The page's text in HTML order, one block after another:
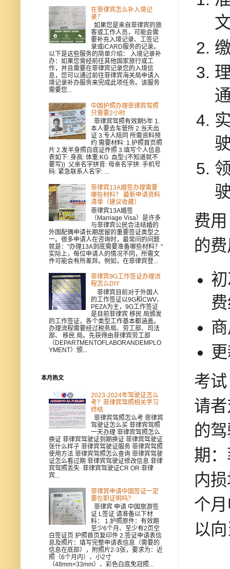
费
的
考
请
的
期
内
个
以
在菲律宾怎么补入境记
录？
如果您是来自菲律宾的旅
客或工作人员，可能会需
要补充入境记录、工签记
录或iCARD服务的记录。
以下是这些服务的简单介绍： 入境记录补
办：如果您曾经前往其他国家旅行或工
作，并且需要在菲律宾记录您的入境信
息，您可以通过前往菲律宾海关局申请入
境记录补办服务来完成此项任务。该服务
需要您...
中国护照办理菲律宾驾照
只需要2小时
菲律宾驾照有效期5年 1.
本人要去车管所 2.当天出
证 3.专人陪同 所需资料预
约 需要材料: 1.护照首页照
片 2.发半身照白底证件照 3.填写个人信息
表如下: 身高: 体重:KG 血型:(不知道就不
要写)) 父亲名字拼音: 母亲名字拼: 手机号
码: 紧急联系人名字: ...
菲律宾13A婚签办理需要
哪些材料？ 最新申请资料
清单（建议收藏）
菲律宾13A婚签
（Marriage Visa）是许多
与菲律宾公民合法结婚的
外国配偶申请长期居留的重要签证类型之
一。很多申请人在咨询时，最常问的问题
就是："办理13A到底需要准备哪些材料？"
实际上，每位申请人的情况不同，所需文
件可能会有所差异。例如，在菲律宾登...
菲律宾9G工作签证办理流
程怎么DIY
菲律宾目前对于外国人
的工作签证以9G和CWV、
PEZA为主，9G工作签证
是目前菲律宾 移民 局颁发
的工作签证，各个类型工作基本都涵盖。
办理流程需要经过税务局、劳工部、司法
部、 移民 局。先获得由菲律宾劳工部
（DEPARTMENTOFLABORANDEMPLO
YMENT）颁...
本月热文
2023-2024年驾驶证怎么
考？菲律宾驾照相关学习
终结
菲律宾驾照怎么考 菲律宾
驾驶证怎么买 菲律宾驾照
一天办理 菲律宾驾照怎么
换证 菲律宾驾驶证到期换证 菲律宾驾驶证
张什么样子 菲律宾驾驶证服务 菲律宾驾照
使用方法 菲律宾驾照怎么查询 菲律宾驾驶
证怎么看过期 菲律宾驾驶证修改信息 菲律
宾驾照丢失 菲律宾驾驶证CR OR 菲律
宾...
菲律宾申请中国签证一定
要在职证明吗？
菲律宾 申请 中国旅游签
证 L签证 请准备以下材
料： 1.护照原件：有效期
至少6个月、至少有2页空
白签证页 护照首页复印件 2.签证申请表信
息及照片：填写完整申请表信息（需要的
信息在底部），附照片2-3张，要求为：近
照（6个月内）、小2寸
（48mm×33mm）、彩色白底免冠照...